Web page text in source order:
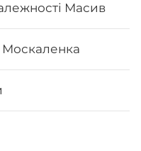
Масив
-маринований